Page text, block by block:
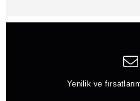
Yenilik ve